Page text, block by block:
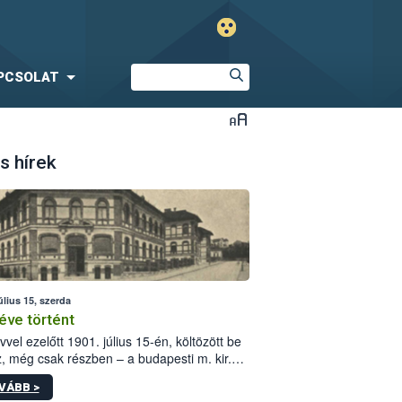
hírek
15, szerda
történt
ezelőtt 1901. július 15-én, költözött be
még csak részben – a budapesti m. kir.
állomás a Kis Rókus utca
alatti, Czigler Győző által tervezett új
>